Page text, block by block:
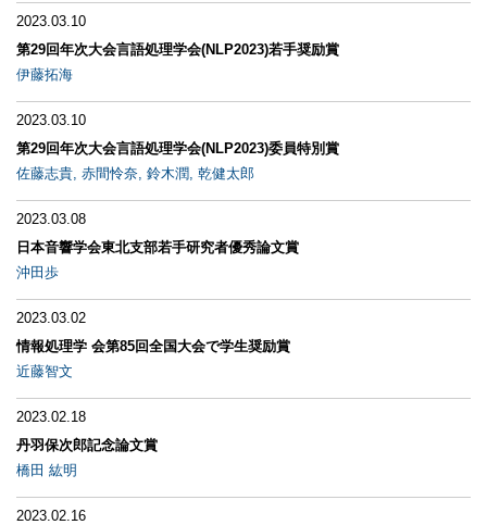
2023.03.10
第29回年次大会言語処理学会(NLP2023)若手奨励賞
伊藤拓海
2023.03.10
第29回年次大会言語処理学会(NLP2023)委員特別賞
佐藤志貴, 赤間怜奈, 鈴木潤, 乾健太郎
2023.03.08
日本音響学会東北支部若手研究者優秀論文賞
沖田歩
2023.03.02
情報処理学 会第85回全国大会で学生奨励賞
近藤智文
2023.02.18
丹羽保次郎記念論文賞
橋田 紘明
2023.02.16